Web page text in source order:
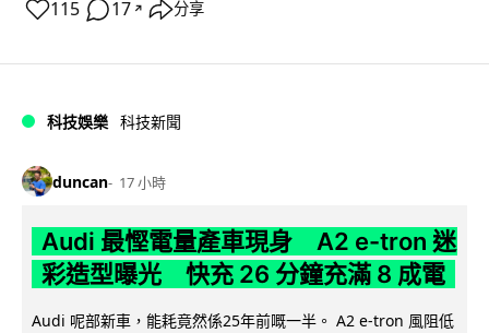
115 17 ↗ 分享
科技娛樂 科技新聞
duncan 17 小時
Audi 最慳電量產車現身 A2 e-tron 迷
彩造型曝光 快充 26 分鐘充滿 8 成電
Audi 呢部新車，能耗竟然係25年前嘅一半。 A2 e-tron 風阻低